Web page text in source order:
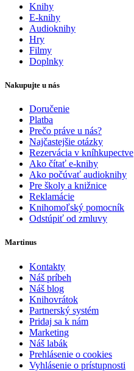
Knihy
E-knihy
Audioknihy
Hry
Filmy
Doplnky
Nakupujte u nás
Doručenie
Platba
Prečo práve u nás?
Najčastejšie otázky
Rezervácia v kníhkupectve
Ako čítať e-knihy
Ako počúvať audioknihy
Pre školy a knižnice
Reklamácie
Knihomoľský pomocník
Odstúpiť od zmluvy
Martinus
Kontakty
Náš príbeh
Náš blog
Knihovrátok
Partnerský systém
Pridaj sa k nám
Marketing
Náš labák
Prehlásenie o cookies
Vyhlásenie o prístupnosti